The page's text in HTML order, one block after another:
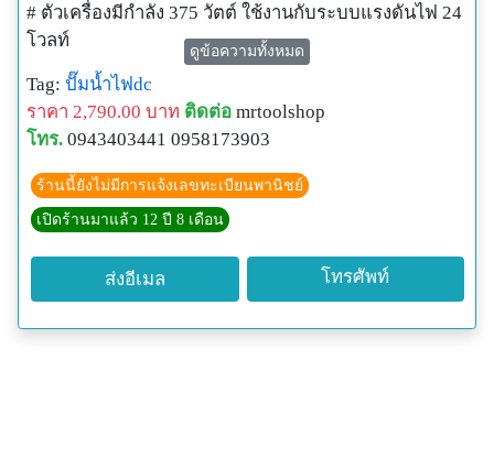
# ตัวเครื่องมีกำลัง 375 วัตต์ ใช้งานกับระบบแรงดันไฟ 24
โวลท์
# อัตราการสูบน้ำโดยประมาณ 83 ลิตร/นาที หรือราวๆ
4,980 ลิตร/ชั่วโมง
# ตัวเครื่องกินกระแสราวๆ 13 แอมป์ต่อชั่วโมง
# ท่อส่งน้ำมีขนาดอยู่ที่ 2" ซึ่งสามารถส่งขึ้นที่สูงถึง 5 เมตร
(ตามสเปก รง.)
# ตัวปั๊มน้ำมีน้ำหนักอยู่ที่ 7 Kg. ขนาดความสูงอยู่ที่ 41cm
มีหูหิ้ว พกพาง่าย
# สายไฟที่มากับตัวปั๊มมีความยาว 6.5 เมตร
ดูข้อความทั้งหมด
Tag: ปั๊มน้ำไฟdc
ราคา 2,790.00 บาท ติดต่อ mrtoolshop
โทร. 0943403441 0958173903
ร้านนี้ยังไม่มีการแจ้งเลขทะเบียนพานิชย์
เปิดร้านมาแล้ว 12 ปี 8 เดือน
ส่งอีเมล โทรศัพท์